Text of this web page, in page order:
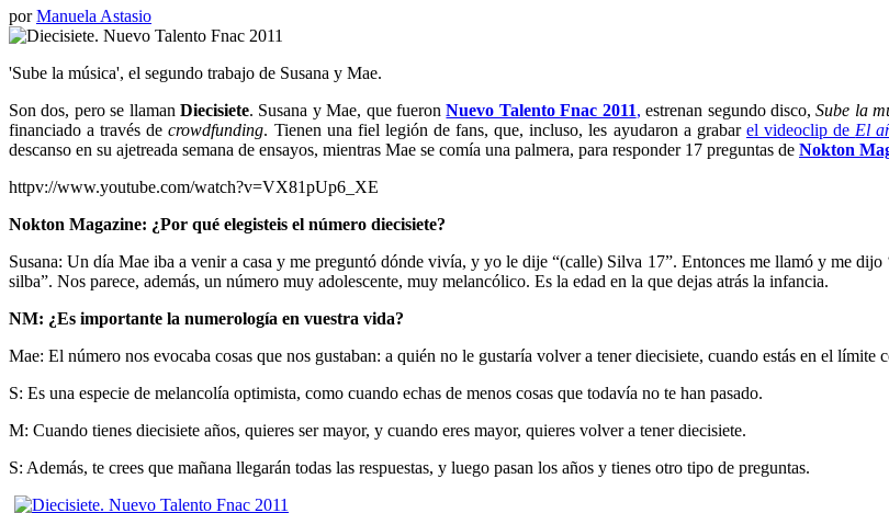
por Manuela Astasio
'Sube la música', el segundo trabajo de Susana y Mae.
Son dos, pero se llamanDiecisiete. Susana y Mae, que fueronNuevo Talento Fnac 2011, estrenan segundo disco,Sube la
financiado a través decrowdfunding. Tienen una fiel legión de fans, que, incluso, les ayudaron a grabar el videoclip de El
descanso en su ajetreada semana de ensayos, mientras Mae se comía una palmera, para responder 17 preguntas de Nokton
httpv://www.youtube.com/watch?v=VX81pUp6_XE
Nokton Magazine: ¿Por qué elegisteis el número diecisiete?
Susana: Un día Mae iba a venir a casa y me preguntó dónde vivía, y yo le dije “(calle) Silva 17”. Entonces me llamó y me
silba”. Nos parece, además, un número muy adolescente, muy melancólico. Es la edad en la que dejas atrás la infancia.
NM: ¿Es importante la numerología en vuestra vida?
Mae: El número nos evocaba cosas que nos gustaban: a quién no le gustaría volver a tener diecisiete, cuando estás en el límite
S: Es una especie de melancolía optimista, como cuando echas de menos cosas que todavía no te han pasado.
M: Cuando tienes diecisiete años, quieres ser mayor, y cuando eres mayor, quieres volver a tener diecisiete.
S: Además, te crees que mañana llegarán todas las respuestas, y luego pasan los años y tienes otro tipo de preguntas.